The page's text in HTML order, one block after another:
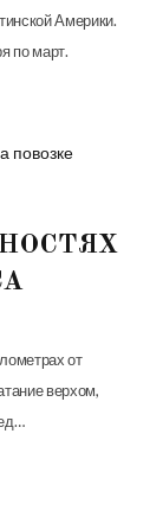
Америки.
по март.
от
верхом,